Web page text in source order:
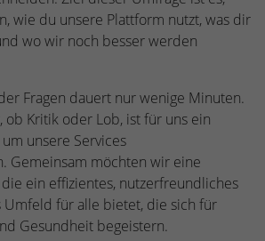
wie du unsere Plattform nutzt, was dir
wo wir noch besser werden
Fragen dauert nur wenige Minuten.
ob Kritik oder Lob, ist für uns ein
unsere Services
Gemeinsam möchten wir eine
ein effizientes, nutzerfreundliches
für alle bietet, die sich für
Gesundheit begeistern.
die gewählten Cookie-
Informationen anzeigen
alle Skripte für analytisches Tracking
Es hilft uns die Nutzererfahrung der
Analytics
Informationen anzeigen